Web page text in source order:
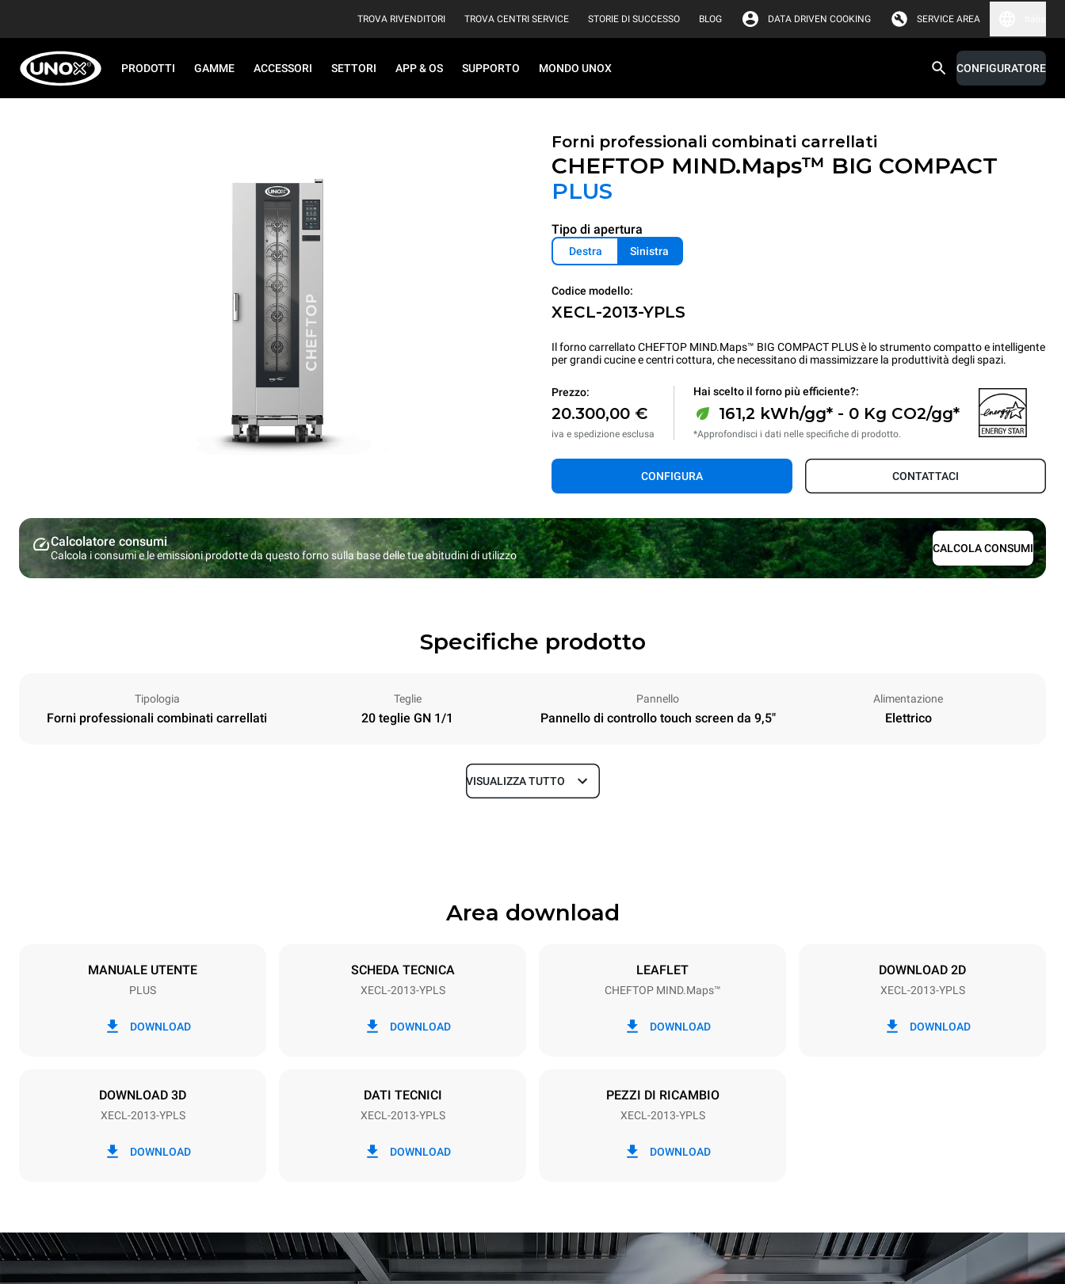
TROVA RIVENDITORI TROVA CENTRI SERVICE STORIE DI SUCCESSO BLOG DATA DRIVEN COOKING SERVICE AREA
PRODOTTI GAMME ACCESSORI SETTORI APP & OS SUPPORTO MONDO UNOX CONFIGURATORE
Forni professionali combinati carrellati
CHEFTOP MIND.Maps™ BIG COMPACT
PLUS
Tipo di apertura
Destra Sinistra
Codice modello:
XECL-2013-YPLS
Il forno carrellato CHEFTOP MIND.Maps™ BIG COMPACT PLUS è lo strumento compatto e intelligente
per grandi cucine e centri cottura, che necessitano di massimizzare la produttività degli spazi.
Prezzo:
20.300,00 €
iva e spedizione esclusa
Hai scelto il forno più efficiente?:
161,2 kWh/gg* - 0 Kg CO2/gg*
*Approfondisci i dati nelle specifiche di prodotto.
CONFIGURA CONTATTACI
Calcolatore consumi
Calcola i consumi e le emissioni prodotte da questo forno sulla base delle tue abitudini di utilizzo
CALCOLA CONSUMI
Specifiche prodotto
Tipologia
Forni professionali combinati carrellati
Teglie
20 teglie GN 1/1
Pannello
Pannello di controllo touch screen da 9,5"
Alimentazione
Elettrico
Profondità
Dimensione Teglie
380-415V 3N~
possono essere azzerate scegliendo di
acquistare energia prodotta da fonti
rinnovabili.
VISUALIZZA TUTTO
Area download
MANUALE UTENTE
PLUS
DOWNLOAD
SCHEDA TECNICA
XECL-2013-YPLS
DOWNLOAD
LEAFLET
CHEFTOP MIND.Maps™
DOWNLOAD
DOWNLOAD 2D
XECL-2013-YPLS
DOWNLOAD
DOWNLOAD 3D
XECL-2013-YPLS
DOWNLOAD
DATI TECNICI
XECL-2013-YPLS
DOWNLOAD
PEZZI DI RICAMBIO
XECL-2013-YPLS
DOWNLOAD